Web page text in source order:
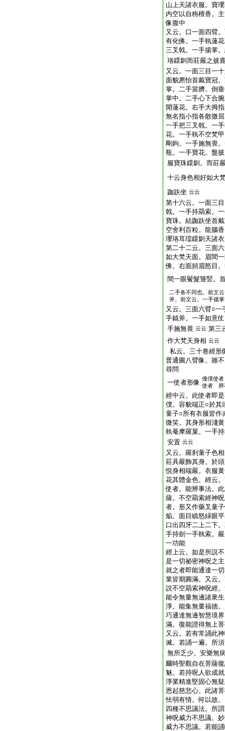
山上天諸衣服。寶
内空以自栴檀香。
像腹中
又云。口一面四臂
有化佛。一手執蓮
三叉戟。一手揚掌
珞鐶釧而莊嚴之披
又云。一面三目一
面貌凞怡首戴寶冠
掌。二手當臍。倒
掌中。二手心下合
開蓮花。右手大拇
無名指小指各散微
一手把三叉戟。一
花。一手執不空梵
剛鉤。一手施無畏
瓶。一手寶花。盤
服寶珠鐶釧。而莊
十云身色相好如大
跏趺坐 云云
第十六云。一面三
戟。一手持羂索。
寶珠。結跏趺坐首
空舍利百粒。龍腦
瓔珞耳璫鐶釧天諸
第二十二云。三面
如大梵天面。眉間
佛。右面頻眉怒目
間一眼鬢髮聳竪。
二手各不同也。前文
斧。前文云。一手揚
又云。三面六臂○一
手鉞斧。一手如意
手施無畏 云云 第三
作大梵天身相 云云
私云。三十卷經形
普通圖八臂像。雖
尋問
一使者形像 僮僕使
使者 辨
經中云。此使者即
僕。容貌端正○於其
童子○所有衣服皆作
微笑。其身形相淺
執菴摩羅菓。一手
安置 云云
又云。羅刹童子色
莊具嚴飾其身。於
悦身相端嚴。衣服
花其體金色。經云
使者。能辨事法。
薩。不空羂索經神
者。形又作藥叉童
焔。面目瞋怒緑眼
口出四牙二上二下
手持劍一手執索。
一功能
經上云。如是所説
是一切祕密神呪之
就之者即能通達一
業皆期圓滿。又云
説不空羂索神呪經
能令無量無邊諸衆
淨。能集無量福徳
巧通達無邊智慧境
滿。復能證得無上
又云。若有常誦此
滅。若誦一遍。所
無所乏少。安樂無
爾時聖觀自在菩薩
魅。若持呪人欲成
淨業精進堅固心無
恩起慈悲心。此諸
怯弱有情。何以故
四種不思議法。所
神呪威力不思議。
威力不思議。若能